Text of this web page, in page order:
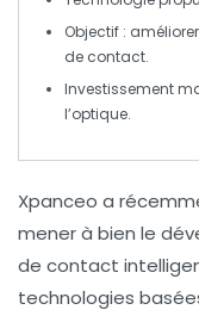
Objectif :
de contact.
Investissement
l’optique.
Xpanceo a
mener à bien le
de contact
technologies